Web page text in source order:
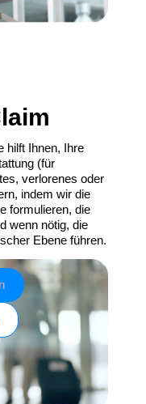
hilft Ihnen, Ihre
(für
verlorenes oder
indem wir die
formulieren, die
wenn nötig, die
Ebene führen.